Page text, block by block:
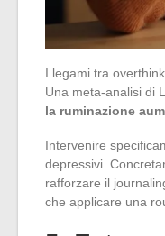
I legami tra
Una meta-analisi di
la ruminazione
Intervenire
depressivi.
rafforzare il
che applicare una